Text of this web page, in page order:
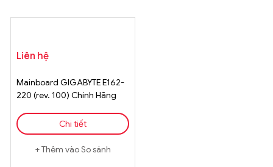
Liên hệ
Mainboard GIGABYTE E162-
220 (rev. 100) Chính Hãng
Chi tiết
Thêm vào So sánh